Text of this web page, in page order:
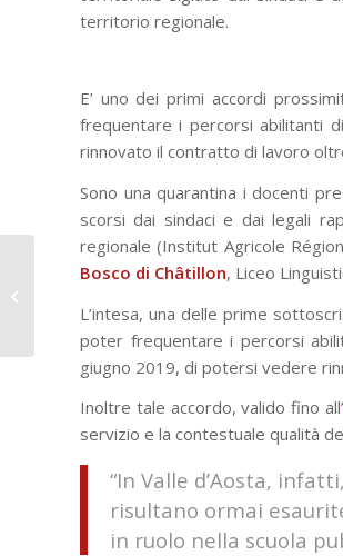
territorio regionale.
E’ uno dei primi accordi
frequentare i percorsi abilitanti
rinnovato il contratto di lavoro
Sono una quarantina i docenti
scorsi dai sindaci e dai legali
regionale (Institut Agricole
Bosco di Châtillon, Liceo
L’intesa, una delle prime
poter frequentare i percorsi
giugno 2019, di potersi vedere
Inoltre tale accordo, valido fino all’
servizio e la contestuale qualità
“In Valle d’Aosta,
risultano ormai
in ruolo nella scuola
Salesiani Vallecrosia:
l’iniziativa di Specchio
dei Tempi per i
bambini mai...